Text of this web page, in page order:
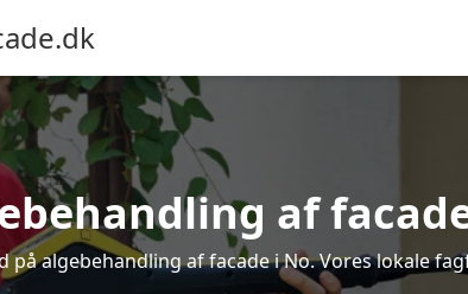
af
på algebehandling af facade i No. Vores lokale